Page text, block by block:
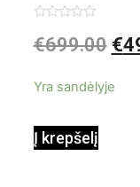
0
iš
€699.00 €
Yra sandėlyje
Į krepšelį